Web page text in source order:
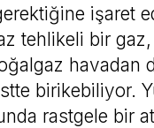
işaret
tehlikeli bir
havadan
birikebiliyor.
rastgele bir